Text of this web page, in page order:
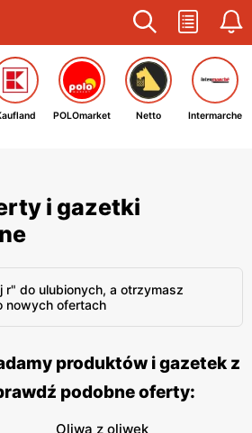
POLOmarket Netto Intermarche
i gazetki
r" do ulubionych, a otrzymasz
nowych ofertach
produktów i gazetek z
podobne oferty:
Oliwa z oliwek